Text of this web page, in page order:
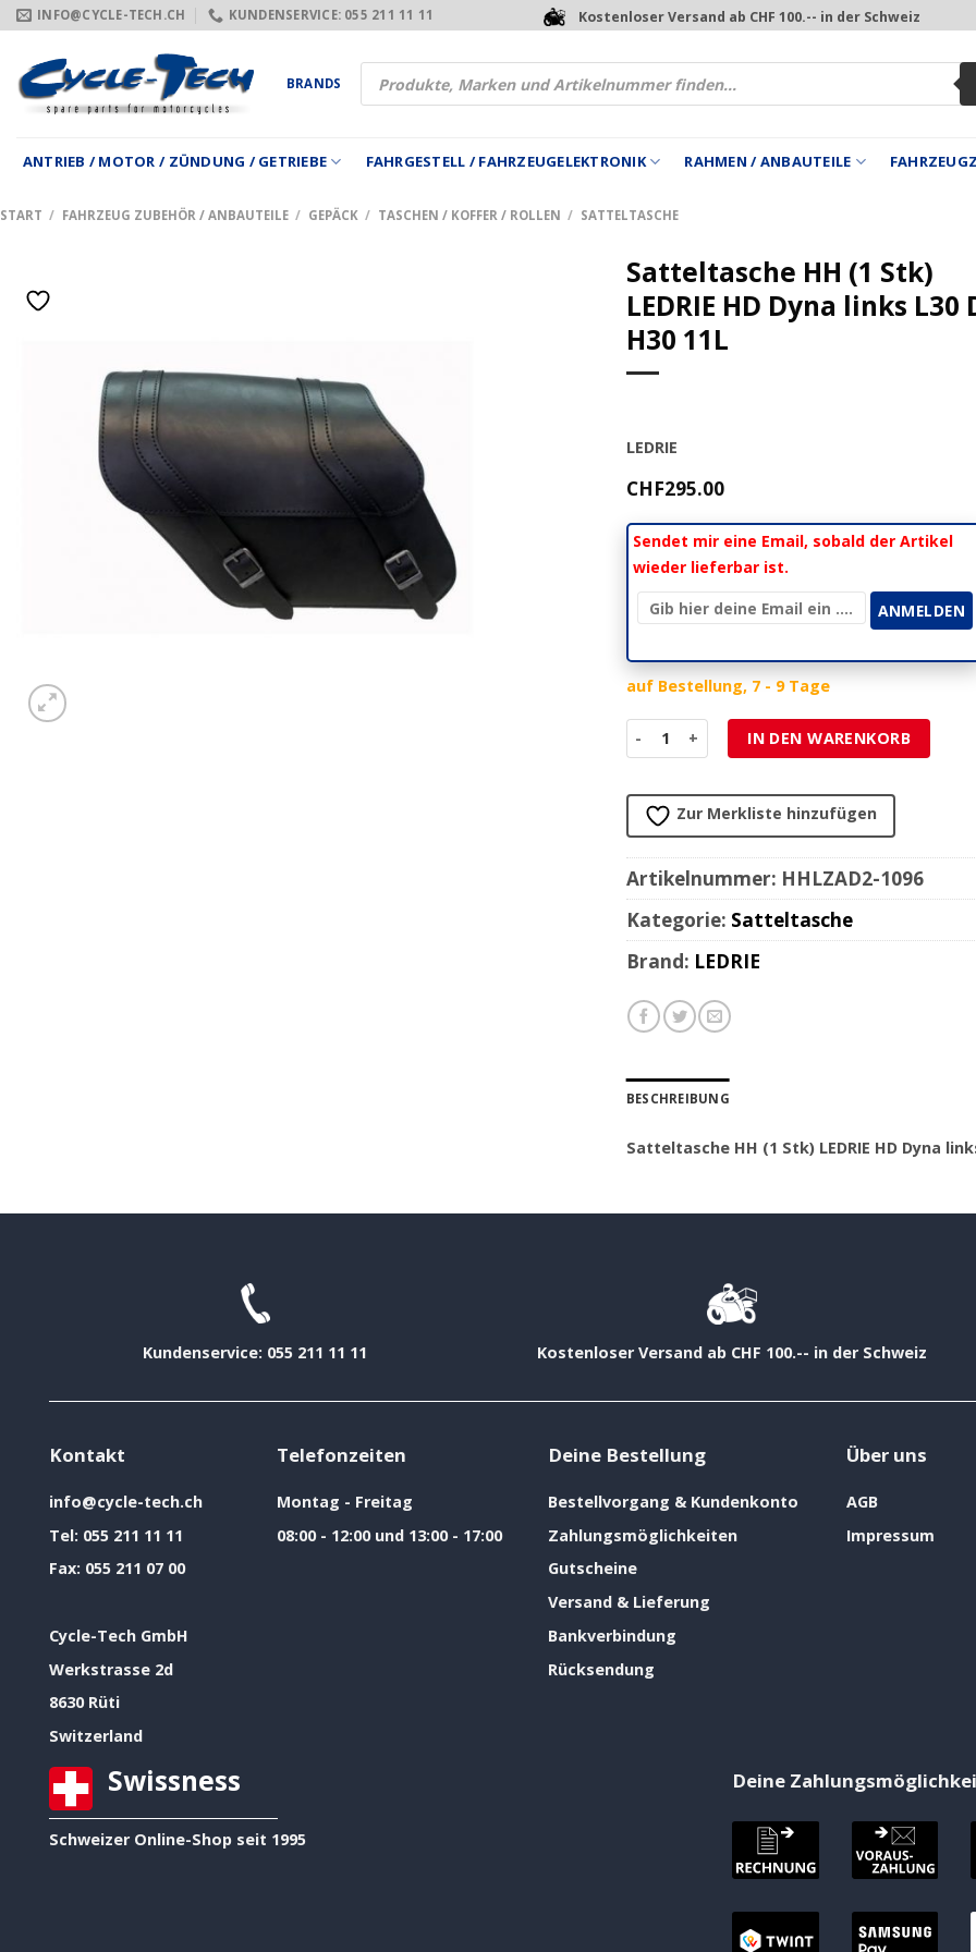
Zum
Inhalt
springen
INFO@CYCLE-TECH.CH KUNDENSERVICE: 055 211 11 11 Kostenloser Versand ab CHF 100.-- in der Schweiz
BRANDS
Products
search
ANTRIEB / MOTOR / ZÜNDUNG / GETRIEBE FAHRGESTELL / FAHRZEUGELEKTRONIK RAHMEN / ANBAUTEILE
START / FAHRZEUG ZUBEHÖR / ANBAUTEILE / GEPÄCK / TASCHEN / KOFFER / ROLLEN / SATTELTASCHE
Satteltasche HH (1 Stk)
LEDRIE HD Dyna links L30
H30 11L
LEDRIE
CHF295.00
Sendet mir eine Email, sobald der Artikel
wieder lieferbar ist.
auf Bestellung, 7 - 9 Tage
Satteltasche HH (1 Stk) LEDRIE HD Dyna links L30
IN DEN WARENKORB
Zur Merkliste hinzufügen
Artikelnummer: HHLZAD2-1096
Kategorie: Satteltasche
Brand: LEDRIE
BESCHREIBUNG
Satteltasche HH (1 Stk) LEDRIE HD Dyna
Kundenservice: 055 211 11 11 Kostenloser Versand ab CHF 100.-- in der Schweiz
Kontakt
info@cycle-tech.ch
Tel: 055 211 11 11
Fax: 055 211 07 00
Cycle-Tech GmbH
Werkstrasse 2d
8630 Rüti
Switzerland
Telefonzeiten
Montag - Freitag
08:00 - 12:00 und 13:00 - 17:00
Deine Bestellung
Bestellvorgang & Kundenkonto
Zahlungsmöglichkeiten
Gutscheine
Versand & Lieferung
Bankverbindung
Rücksendung
Über uns
AGB
Impressum
Swissness
Schweizer Online-Shop seit 1995
Deine